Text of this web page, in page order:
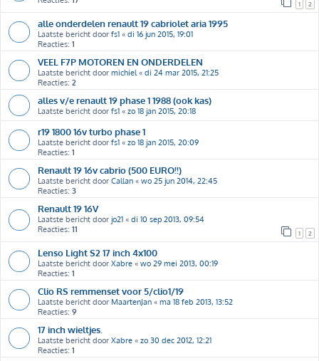
1 2
alle onderdelen renault 19 cabriolet aria 1995
Laatste bericht door fs1 « di 16 jun 2015, 19:01
Reacties: 1
VEEL F7P MOTOREN EN ONDERDELEN
Laatste bericht door michiel« di 24 mar 2015, 21:25
Reacties: 2
alles v/e renault 19 phase 1 1988 (ook kas)
Laatste bericht door fs1 « zo 18 jan 2015, 20:18
r19 1800 16v turbo phase 1
Laatste bericht door fs1 « zo 18 jan 2015, 20:09
Reacties: 1
Renault 19 16v cabrio (500 EURO!!)
Laatste bericht door Callan « wo 25 jun 2014, 22:45
Reacties: 3
Renault 19 16V
Laatste bericht door jo21 « di 10 sep 2013, 09:54
Reacties: 11 1 2
Lenso Light S2 17 inch 4x100
Laatste bericht door Xabre « wo 29 mei 2013, 00:19
Reacties: 1
Clio RS remmenset voor 5/clio1/19
Laatste bericht door MaartenJan « ma 18 feb 2013, 13:52
Reacties: 9
17 inch wieltjes.
Laatste bericht door Xabre « zo 30 dec 2012, 12:21
Reacties: 1